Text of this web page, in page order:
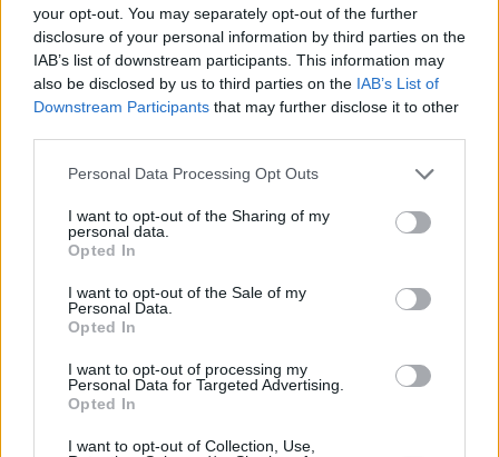
your opt-out. You may separately opt-out of the further
disclosure of your personal information by third parties on the
IAB’s list of downstream participants. This information may
also be disclosed by us to third parties on the IAB’s List of
Downstream Participants that may further disclose it to other
Personal Data Processing Opt Outs
I want to opt-out of the Sharing of my
personal data.
Opted In
I want to opt-out of the Sale of my
Personal Data.
Opted In
I want to opt-out of processing my
Personal Data for Targeted Advertising.
Opted In
I want to opt-out of Collection, Use,
Schauspieler/inJoe Manganiello
Sender
Sparte
Showdown(Showdown)